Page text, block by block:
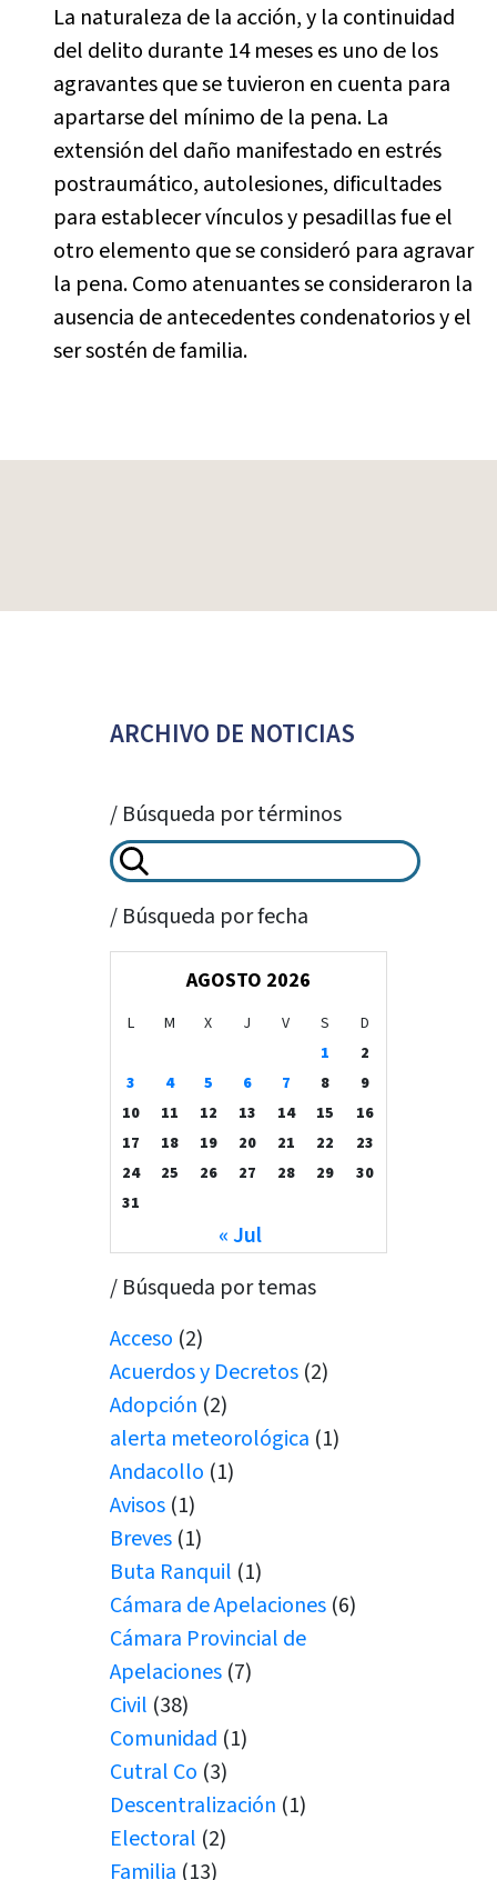
La naturaleza de la acción, y la continuidad
del delito durante 14 meses es uno de los
agravantes que se tuvieron en cuenta para
apartarse del mínimo de la pena. La
extensión del daño manifestado en estrés
postraumático, autolesiones, dificultades
para establecer vínculos y pesadillas fue el
otro elemento que se consideró para agravar
la pena. Como atenuantes se consideraron la
ausencia de antecedentes condenatorios y el
ser sostén de familia.
ARCHIVO DE NOTICIAS
/ Búsqueda por términos
/ Búsqueda por fecha
AGOSTO 2026
L M X J V S
D
1
2
3
4 5 6 7 8
9
10
11 12 13 14 15
16
17
18 19 20 21 22
23
24
25 26 27 28 29
30
31
« Jul
/ Búsqueda por temas
Acceso (2)
Acuerdos y Decretos (2)
Adopción (2)
alerta meteorológica (1)
Andacollo (1)
Avisos (1)
Breves (1)
Buta Ranquil (1)
Cámara de Apelaciones (6)
Cámara Provincial de
Apelaciones (7)
Civil (38)
Comunidad (1)
Cutral Co (3)
Descentralización (1)
Electoral (2)
Familia (13)